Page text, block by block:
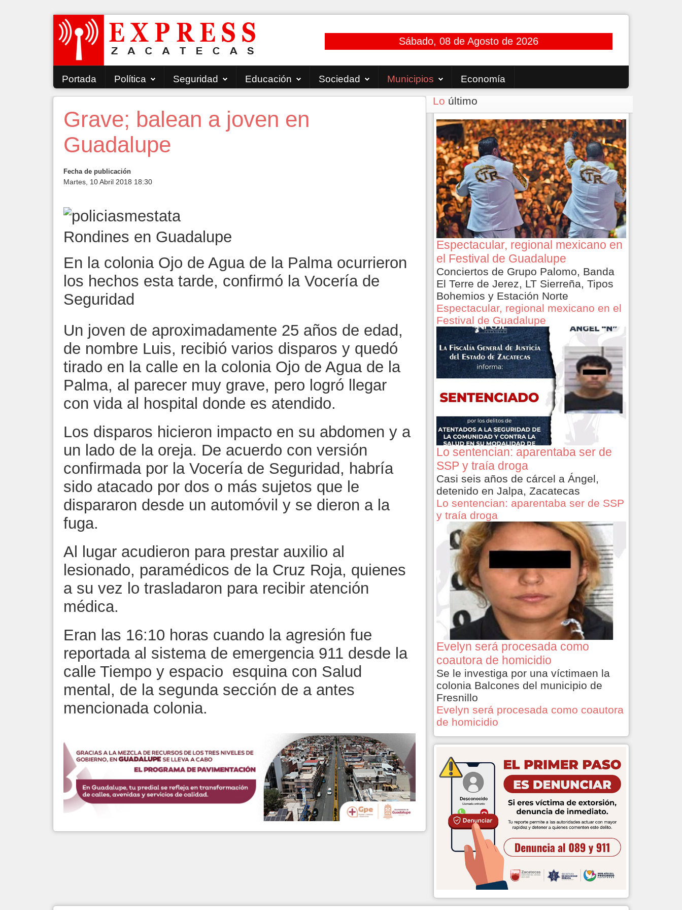
Sábado, 08 de Agosto de 2026
Portada Política Seguridad Educación Sociedad Municipios Economía
Grave; balean a joven en
Guadalupe
Fecha de publicación
Martes, 10 Abril 2018 18:30
Rondines en Guadalupe
En la colonia Ojo de Agua de la Palma ocurrieron
los hechos esta tarde, confirmó la Vocería de
Seguridad
Un joven de aproximadamente 25 años de edad,
de nombre Luis, recibió varios disparos y quedó
tirado en la calle en la colonia Ojo de Agua de la
Palma, al parecer muy grave, pero logró llegar
con vida al hospital donde es atendido.
Los disparos hicieron impacto en su abdomen y a
un lado de la oreja. De acuerdo con versión
confirmada por la Vocería de Seguridad, habría
sido atacado por dos o más sujetos que le
dispararon desde un automóvil y se dieron a la
fuga.
Al lugar acudieron para prestar auxilio al
lesionado, paramédicos de la Cruz Roja, quienes
a su vez lo trasladaron para recibir atención
médica.
Eran las 16:10 horas cuando la agresión fue
reportada al sistema de emergencia 911 desde la
calle Tiempo y espacio esquina con Salud
mental, de la segunda sección de a antes
mencionada colonia.
Lo último
Espectacular, regional mexicano en
el Festival de Guadalupe
Conciertos de Grupo Palomo, Banda
El Terre de Jerez, LT Sierreña, Tipos
Bohemios y Estación Norte
Espectacular, regional mexicano en el
Festival de Guadalupe
Lo sentencian: aparentaba ser de
SSP y traía droga
Casi seis años de cárcel a Ángel,
detenido en Jalpa, Zacatecas
Lo sentencian: aparentaba ser de SSP
y traía droga
Evelyn será procesada como
coautora de homicidio
Se le investiga por una víctimaen la
colonia Balcones del municipio de
Fresnillo
Evelyn será procesada como coautora
de homicidio